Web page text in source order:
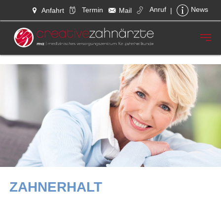
Anfahrt Termin Mail Anruf | News
ZAHNERHALT